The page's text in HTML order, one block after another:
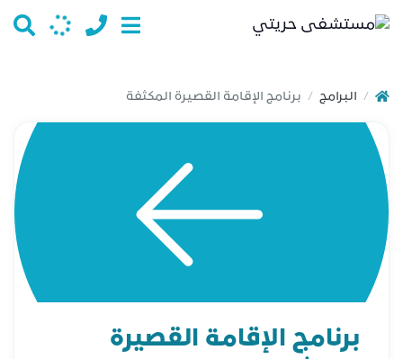
/ البرامج / برنامج الإقامة القصيرة المكثفة
برنامج الإقامة القصيرة